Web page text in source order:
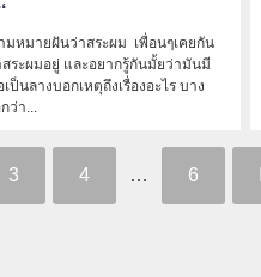
มหมายฝันว่าสระผม เพื่อนๆเคยกัน
ระผมอยู่ และอยากรู้กันมั้ยว่ามันมี
ป็นลางบอกเหตุถึงเรื่องอะไร บาง
ว่า...
3 4 … 6